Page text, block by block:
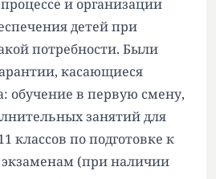
и организации
детей при
потребности. Были
касающиеся
обучение в первую смену,
занятий для
классов по подготовке к
(при наличии